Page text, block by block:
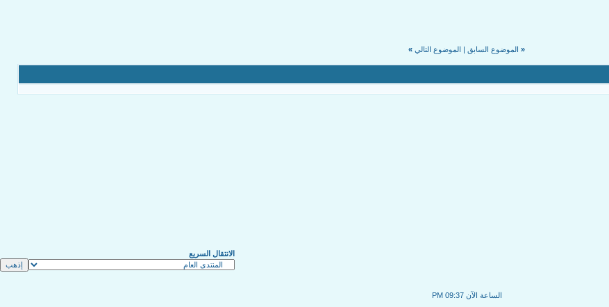
« الموضوع السابق | الموضوع التالي »
الانتقال السريع
الساعة الآن09:37 PM